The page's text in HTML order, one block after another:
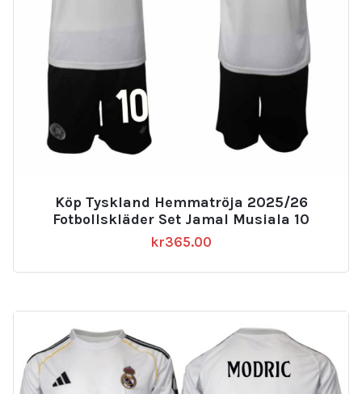
Köp Tyskland Hemmatröja 2025/26
Fotbollskläder Set Jamal Musiala 10
kr365.00